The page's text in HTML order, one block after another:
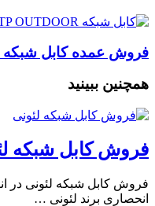
فروش عمده کابل شبکه CAT 6 UTP OUTDOOR
همچنین ببینید
فروش کابل شبکه
انحصاری برند لئونی …